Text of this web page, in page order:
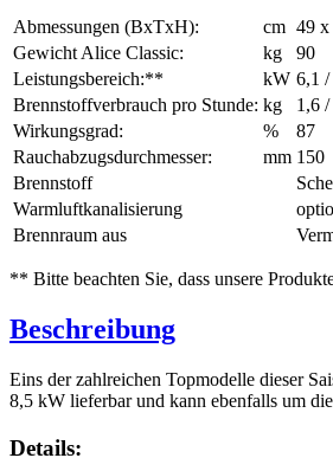
Abmessungen (BxTxH): cm 49 x
Gewicht Alice Classic:
kg
90
Leistungsbereich:**
kW 6,1 /
Brennstoffverbrauch pro Stunde: kg
1,6
Wirkungsgrad:
%
87
Rauchabzugsdurchmesser:
mm 150
Brennstoff
Warmluftkanalisierung
Brennraum aus
** Bitte beachten Sie, dass unsere
Beschreibung
Eins der zahlreichen Topmodelle dieser
8,5 kW lieferbar und kann ebenfalls um
Details: